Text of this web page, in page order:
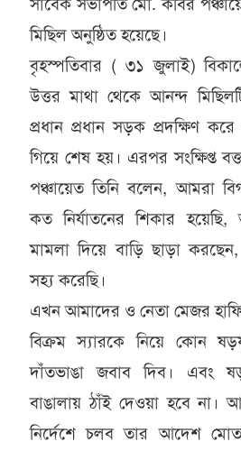
মিছিল অনুষ্ঠিত হয়েছে।
বৃহস্পতিবার ( ৩১ জুলাই)
উত্তর মাথা থেকে আনন্দ
প্রধান প্রধান সড়ক প্রদক্ষিণ
গিয়ে শেষ হয়। এরপর সংক্ষিপ্ত
পঞ্চায়েত তিনি বলেন, আমরা
কত নির্যাতনের শিকার
মামলা দিয়ে বাড়ি ছাড়া
সহ্য করেছি।
এখন আমাদের ও নেতা মেজর
বিক্রম স্যারকে নিয়ে কোন
দাঁতভাঙা জবাব দিব। এবং
বাঙালায় ঠাঁই দেওয়া হবে না।
নির্দেশে চলব তার আদেশ